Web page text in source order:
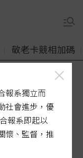
敬老卡競相加碼
鐘扔9.9
報系獨立而
社會進步，優
報系即起以
懷、監督，推